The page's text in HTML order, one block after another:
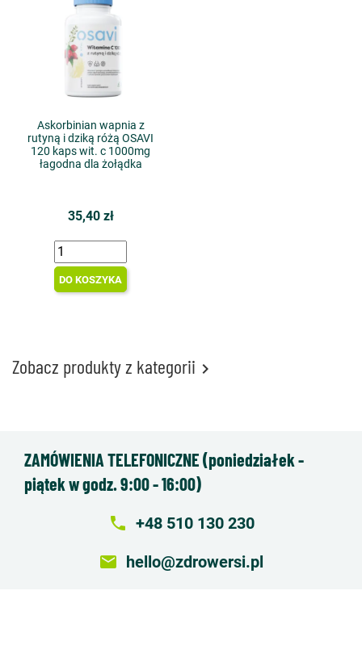
Askorbinian wapnia z
rutyną i dziką różą OSAVI
120 kaps wit. c 1000mg
łagodna dla żołądka
35,40 zł
DO KOSZYKA
Zobacz produkty z kategorii 
ZAMÓWIENIA TELEFONICZNE (poniedziałek -
piątek w godz. 9:00 - 16:00)
local_phone +48 510 130 230
email hello@zdrowersi.pl